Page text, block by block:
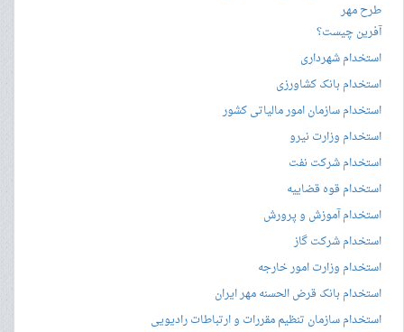
طرح مهر
آفرین چیست؟
استخدام شهرداری
استخدام بانک کشاورزی
استخدام سازمان امور مالیاتی کشور
استخدام وزارت نیرو
استخدام شرکت نفت
استخدام قوه قضاییه
استخدام آموزش و پرورش
استخدام شرکت گاز
استخدام وزارت امور خارجه
استخدام بانک قرض الحسنه مهر ایران
استخدام سازمان تنظیم مقررات و ارتباطات رادیویی